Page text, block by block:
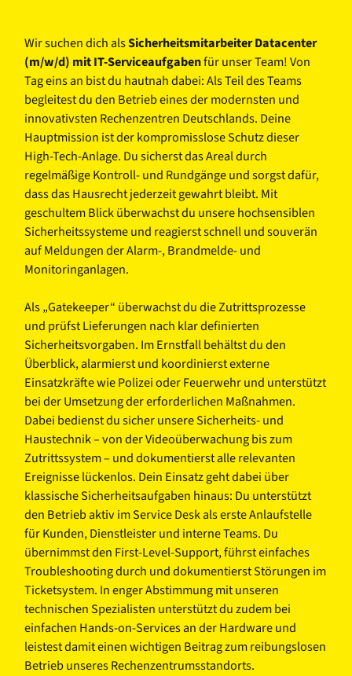
Wir suchen dich alsSicherheitsmitarbeiter Datacenter
(m/w/d) mit IT-Serviceaufgabenfür unser Team! Von
Tag eins an bist du hautnah dabei: Als Teil des Teams
begleitest du den Betrieb eines der modernsten und
innovativsten Rechenzentren Deutschlands. Deine
Hauptmission ist der kompromisslose Schutz dieser
High-Tech-Anlage. Du sicherst das Areal durch
regelmäßige Kontroll- und Rundgänge und sorgst dafür,
dass das Hausrecht jederzeit gewahrt bleibt. Mit
geschultem Blick überwachst du unsere hochsensiblen
Sicherheitssysteme und reagierst schnell und souverän
auf Meldungen der Alarm-, Brandmelde- und
Monitoringanlagen.
Als „Gatekeeper“ überwachst du die Zutrittsprozesse
und prüfst Lieferungen nach klar definierten
Sicherheitsvorgaben. Im Ernstfall behältst du den
Überblick, alarmierst und koordinierst externe
Einsatzkräfte wie Polizei oder Feuerwehr und unterstützt
bei der Umsetzung der erforderlichen Maßnahmen.
Dabei bedienst du sicher unsere Sicherheits- und
Haustechnik – von der Videoüberwachung bis zum
Zutrittssystem – und dokumentierst alle relevanten
Ereignisse lückenlos. Dein Einsatz geht dabei über
klassische Sicherheitsaufgaben hinaus: Du unterstützt
den Betrieb aktiv im Service Desk als erste Anlaufstelle
für Kunden, Dienstleister und interne Teams. Du
übernimmst den First-Level-Support, führst einfaches
Troubleshooting durch und dokumentierst Störungen im
Ticketsystem. In enger Abstimmung mit unseren
technischen Spezialisten unterstützt du zudem bei
einfachen Hands-on-Services an der Hardware und
leistest damit einen wichtigen Beitrag zum reibungslosen
Betrieb unseres Rechenzentrumsstandorts.